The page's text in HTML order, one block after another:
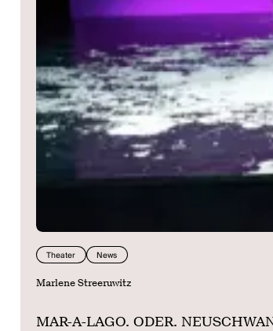
Theater News
Marlene Streeruwitz
MAR-A-LAGO. ODER.